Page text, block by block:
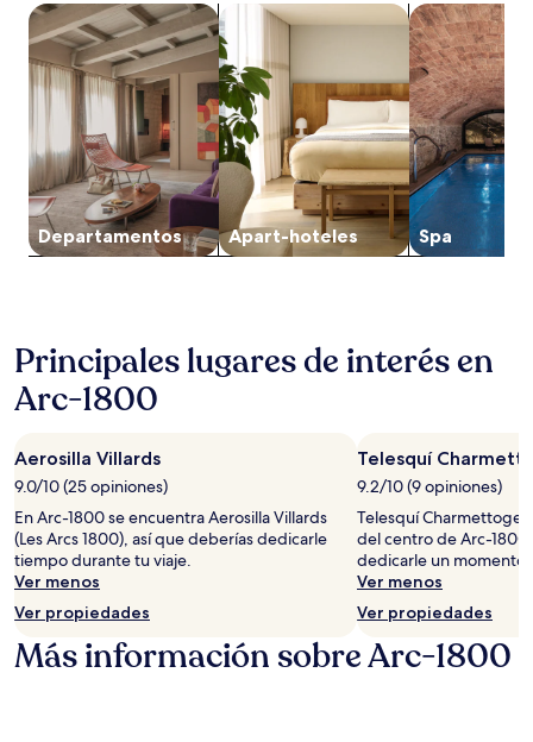
una
estancia
de
1
noche
para
adultos.
Los
precios
la
cambios.
Aplican
términos
Departa­mentos
Buscar departamentos
Apart-hoteles
Buscar apart-hoteles
Spa
Buscar
Principales lugares de interés en
Arc-1800
Aerosilla Villards
9.0/10 (25 opiniones)
En Arc-1800 se encuentra Aerosilla Villards
(Les Arcs 1800), así que deberías dedicarle
tiempo durante tu viaje.
Ver menos
Ver propiedades
Telesquí
9.2/10 (9 opiniones)
Telesquí Charmettoger
del centro de Arc-
dedicarle un momento
Ver menos
Ver propiedades
Más información sobre Arc-1800